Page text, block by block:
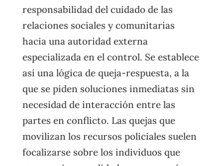
responsabilidad del cuidado de las
relaciones sociales y comunitarias
hacia una autoridad externa
especializada en el control. Se establece
así una lógica de queja-respuesta, a la
que se piden soluciones inmediatas sin
necesidad de interacción entre las
partes en conflicto. Las quejas que
movilizan los recursos policiales suelen
focalizarse sobre los individuos que